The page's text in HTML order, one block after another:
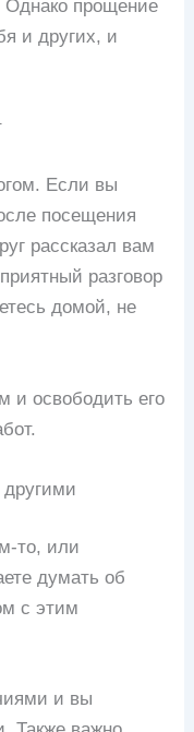
Однако прощение
и других, и
Если вы
посещения
рассказал вам
разговор
домой, не
и освободить его
то, или
думать об
с этим
и вы